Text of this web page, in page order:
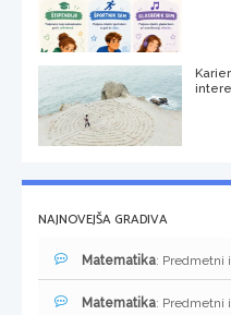
NAJNOVEJŠA GRADIVA
Matematika: Predmetni
Matematika: Predmetni